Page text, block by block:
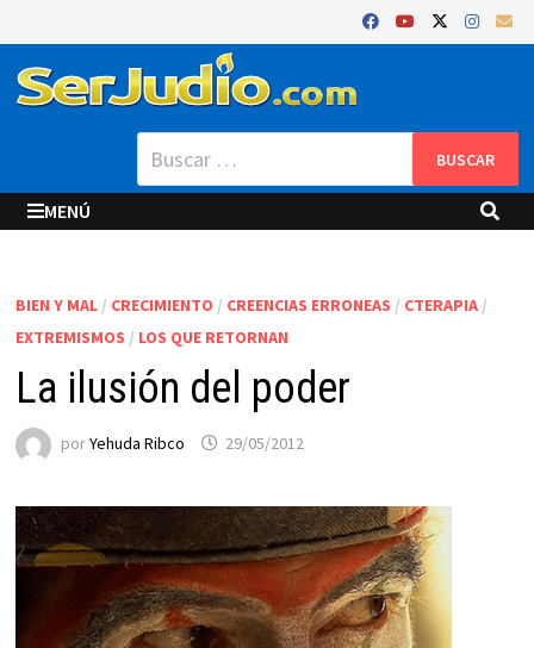
al
contenido
Buscar:
MENÚ
BIEN Y MAL/ CRECIMIENTO / CREENCIAS ERRONEAS / CTERAPIA/
EXTREMISMOS / LOS QUE RETORNAN
La ilusión del poder
porYehuda Ribco 29/05/2012